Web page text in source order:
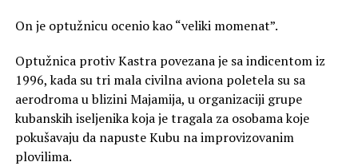
On je optužnicu ocenio kao “veliki momenat”.
Optužnica protiv Kastra povezana je sa indicentom iz
1996, kada su tri mala civilna aviona poletela su sa
aerodroma u blizini Majamija, u organizaciji grupe
kubanskih iseljenika koja je tragala za osobama koje
pokušavaju da napuste Kubu na improvizovanim
plovilima.